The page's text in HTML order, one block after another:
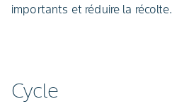
importants et réduire la récolte.
Cycle